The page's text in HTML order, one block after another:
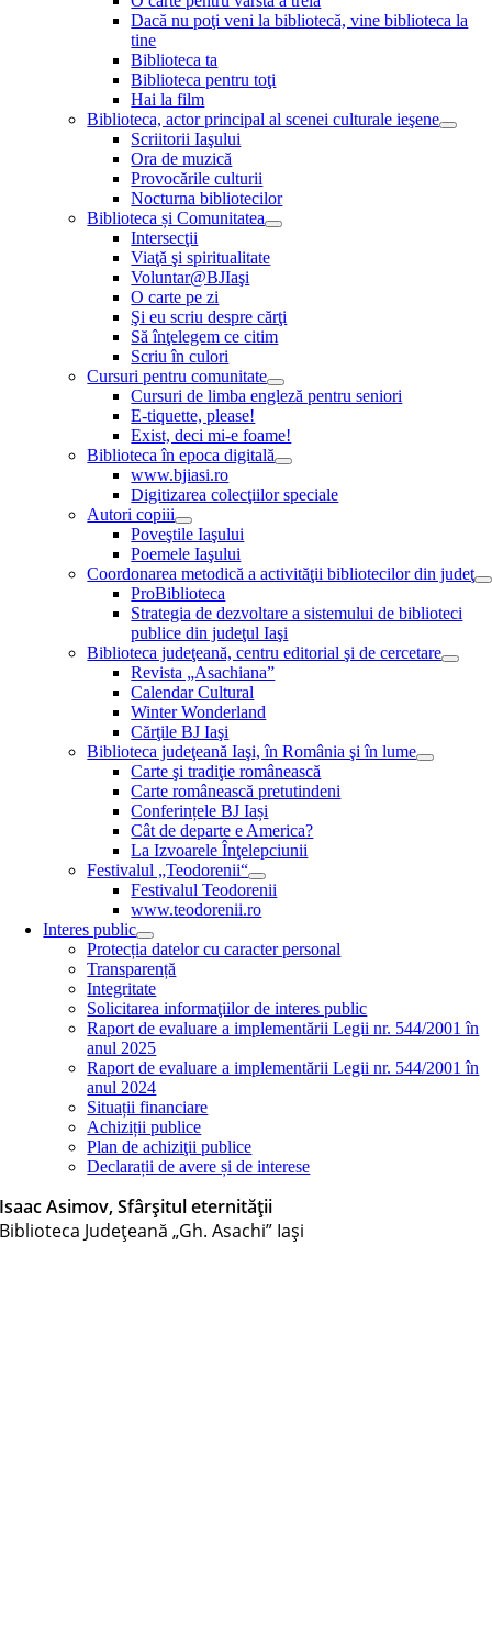
Dacă nu poţi veni la bibliotecă, vine biblioteca la
tine
Biblioteca ta
Biblioteca pentru toţi
Hai la film
Biblioteca, actor principal al scenei culturale ieşene
Scriitorii Iaşului
Ora de muzică
Provocările culturii
Nocturna bibliotecilor
Biblioteca și Comunitatea
Intersecţii
Viaţă şi spiritualitate
Voluntar@BJIaşi
O carte pe zi
Şi eu scriu despre cărţi
Să înţelegem ce citim
Scriu în culori
Cursuri pentru comunitate
Cursuri de limba engleză pentru seniori
E-tiquette, please!
Exist, deci mi-e foame!
Biblioteca în epoca digitală
www.bjiasi.ro
Digitizarea colecţiilor speciale
Autori copiii
Poveştile Iaşului
Poemele Iaşului
Coordonarea metodică a activităţii bibliotecilor din judeţ
ProBiblioteca
Strategia de dezvoltare a sistemului de biblioteci
publice din judeţul Iaşi
Biblioteca judeţeană, centru editorial şi de cercetare
Revista „Asachiana”
Calendar Cultural
Winter Wonderland
Cărţile BJ Iaşi
Biblioteca judeţeană Iaşi, în România şi în lume
Carte şi tradiţie românească
Carte românească pretutindeni
Conferințele BJ Iași
Cât de departe e America?
La Izvoarele Înţelepciunii
Festivalul „Teodorenii“
Festivalul Teodorenii
www.teodorenii.ro
Interes public
Protecția datelor cu caracter personal
Transparență
Integritate
Solicitarea informaţiilor de interes public
Raport de evaluare a implementării Legii nr. 544/2001 în
anul 2025
Raport de evaluare a implementării Legii nr. 544/2001 în
anul 2024
Situații financiare
Achiziții publice
Plan de achiziţii publice
Declarații de avere și de interese
Isaac Asimov, Sfârșitul eternității
Biblioteca Judeţeană „Gh. Asachi” Iaşi